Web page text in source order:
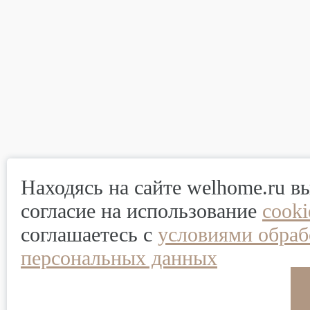
Находясь на сайте welhome.ru
согласие на использование
соглашаетесь с условиями
персональных данных